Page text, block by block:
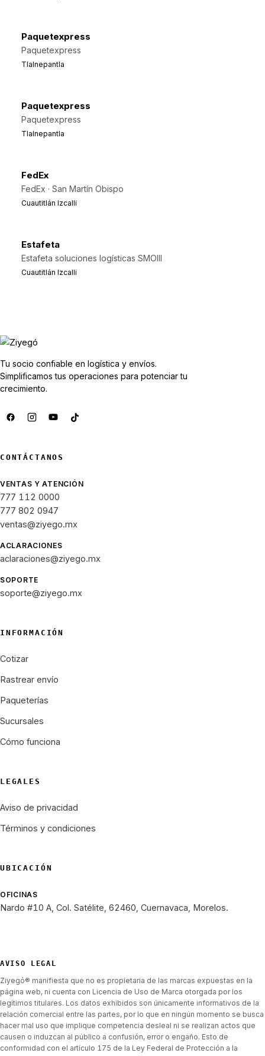
Paquetexpress
Paquetexpress
Tlalnepantla
Paquetexpress
Paquetexpress
Tlalnepantla
FedEx
FedEx · San Martín Obispo
Cuautitlán Izcalli
Estafeta
Estafeta soluciones logísticas SMOIII
Cuautitlán Izcalli
Tu socio confiable en logística y envíos.
Simplificamos tus operaciones para potenciar tu
crecimiento.
CONTÁCTANOS
VENTAS Y ATENCIÓN
777 112 0000
777 802 0947
ventas@ziyego.mx
ACLARACIONES
aclaraciones@ziyego.mx
SOPORTE
soporte@ziyego.mx
INFORMACIÓN
Cotizar
Rastrear envío
Paqueterías
Sucursales
Cómo funciona
LEGALES
Aviso de privacidad
Términos y condiciones
UBICACIÓN
OFICINAS
Nardo #10 A, Col. Satélite, 62460, Cuernavaca, Morelos.
AVISO LEGAL
Ziyegó® manifiesta que no es propietaria de las marcas expuestas en la
página web, ni cuenta con Licencia de Uso de Marca otorgada por los
legítimos titulares. Los datos exhibidos son únicamente informativos de la
relación comercial entre las partes, por lo que en ningún momento se busca
hacer mal uso que implique competencia desleal ni se realizan actos que
causen o induzcan al público a confusión, error o engaño. Esto de
conformidad con el artículo 175 de la Ley Federal de Protección a la